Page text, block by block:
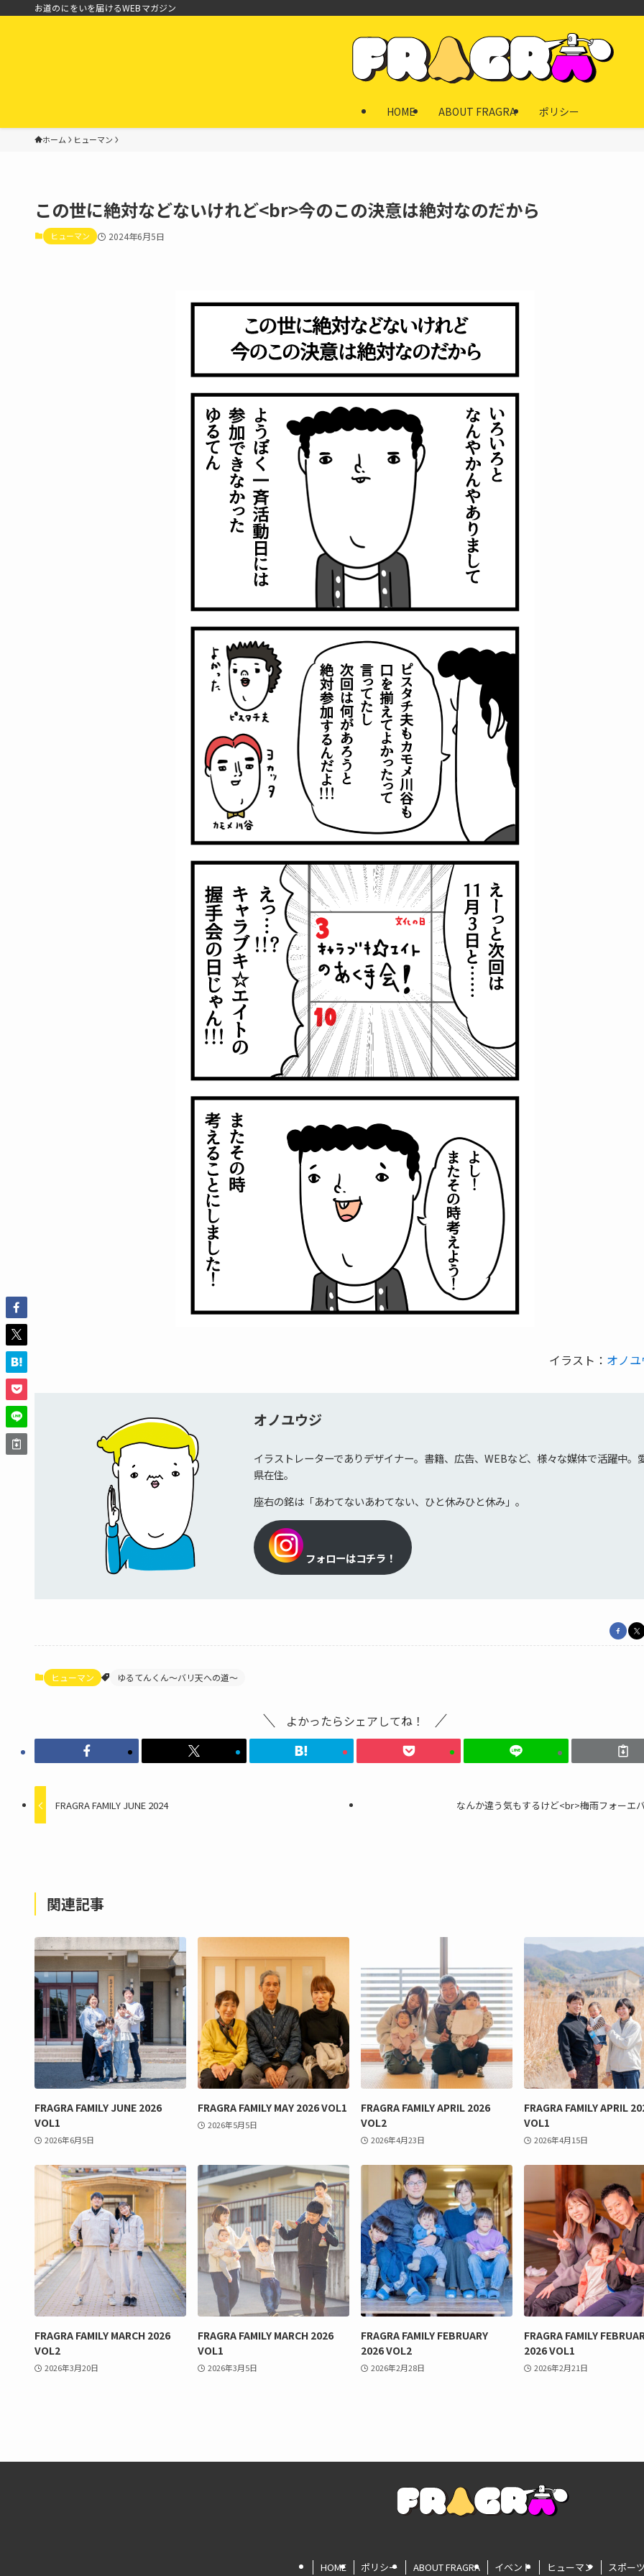
お道のにをいを届けるWEBマガジン
HOME ABOUT FRAGRA ポリシー
ホーム ヒューマン
この世に絶対などないけれど<br>今のこの決意は絶対なのだから
ヒューマン 2024年6月5日
イラスト： オノ
オノユウジ
イラストレーターでありデザイナー。書籍、広告、WEBなど、様々な媒体で活躍中。
県在住。
座右の銘は「あわてないあわてない、ひと休みひと休み」。
フォローはコチラ！
ヒューマン ゆるてんくん～バリ天への道～
よかったらシェアしてね！
FRAGRA FAMILY JUNE 2024 なんか違う気もするけど<br>梅雨フォーエ
関連記事
FRAGRA FAMILY JUNE 2026
VOL1
2026年6月5日
FRAGRA FAMILY MAY 2026 VOL1
2026年5月5日
FRAGRA FAMILY APRIL 2026
VOL2
2026年4月23日
FRAGRA FAMILY APRIL
VOL1
2026年4月15日
FRAGRA FAMILY MARCH 2026
VOL2
2026年3月20日
FRAGRA FAMILY MARCH 2026
VOL1
2026年3月5日
FRAGRA FAMILY FEBRUARY
2026 VOL2
2026年2月28日
FRAGRA FAMILY
2026 VOL1
2026年2月21日
HOME ポリシー ABOUT FRAGRA イベント ヒューマン スポー